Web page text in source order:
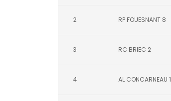
2 RP FOUESNANT 8
3 RC BRIEC 2
4 AL CONCARNEAU 1